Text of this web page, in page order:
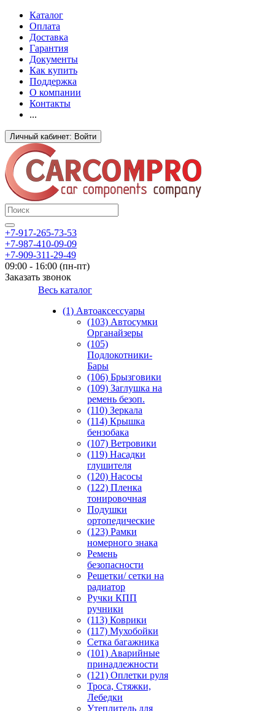
Каталог
Оплата
Доставка
Гарантия
Документы
Как купить
Поддержка
О компании
Контакты
...
Личный кабинет: Войти
+7-917-265-73-53
+7-987-410-09-09
+7-909-311-29-49
09:00 - 16:00 (пн-пт)
Заказать звонок
Весь каталог
(1) Автоаксессуары
(103) Автосумки
Органайзеры
(105)
Подлокотники-
Бары
(106) Брызговики
(109) Заглушка на
ремень безоп.
(110) Зеркала
(114) Крышка
бензобака
(107) Ветровики
(119) Насадки
глушителя
(120) Насосы
(122) Пленка
тонировочная
Подушки
ортопедические
(123) Рамки
номерного знака
Ремень
безопасности
Решетки/ сетки на
радиатор
Ручки КПП
ручники
(113) Коврики
(117) Мухобойки
Сетка багажника
(101) Аварийные
принадлежности
(121) Оплетки руля
Троса, Стяжки,
Лебедки
Утеплитель для